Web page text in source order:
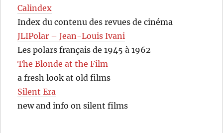
Calindex
Index du contenu des revues de cinéma
JLIPolar – Jean-Louis Ivani
Les polars français de 1945 à 1962
The Blonde at the Film
a fresh look at old films
Silent Era
new and info on silent films